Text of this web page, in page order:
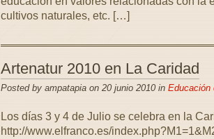
cultivos naturales, etc. […]
Artenatur 2010 en La Caridad
Posted by ampatapia on 20 junio 2010 in Educación
Los días 3 y 4 de Julio se celebra en la
http://www.elfranco.es/